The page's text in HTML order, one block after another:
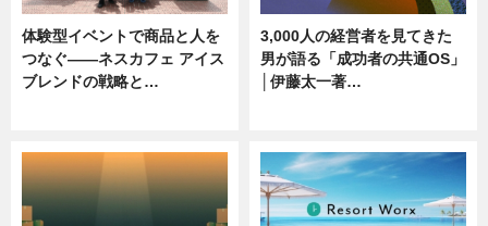
体験型イベントで商品と人を
つなぐ――ネスカフェ アイス
ブレンドの戦略と…
3,000人の経営者を見てきた
男が語る「成功者の共通OS」
│伊藤太一著…